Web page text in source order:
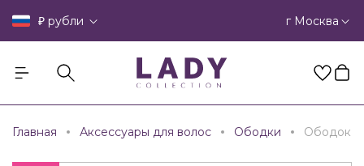
₽ рубли г Москва
Главная Аксессуары для волос Ободки Ободок